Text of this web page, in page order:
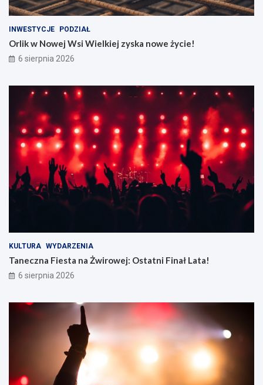
INWESTYCJE PODZIAŁ
Orlik w Nowej Wsi Wielkiej zyska nowe życie!
6 sierpnia 2026
KULTURA WYDARZENIA
Taneczna Fiesta na Żwirowej: Ostatni Finał Lata!
6 sierpnia 2026